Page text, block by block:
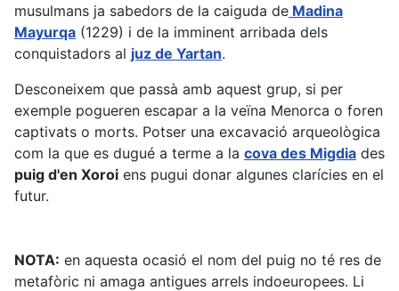
musulmans ja sabedors de la caiguda de Madina
Mayurqa (1229) i de la imminent arribada dels
conquistadors al juz de Yartan.
Desconeixem que passà amb aquest grup, si per
exemple pogueren escapar a la veïna Menorca o foren
captivats o morts. Potser una excavació arqueològica
com la que es dugué a terme a la cova des Migdia des
puig d'en Xoroi ens pugui donar algunes clarícies en el
futur.
NOTA: en aquesta ocasió el nom del puig no té res de
metafòric ni amaga antigues arrels indoeuropees. Li